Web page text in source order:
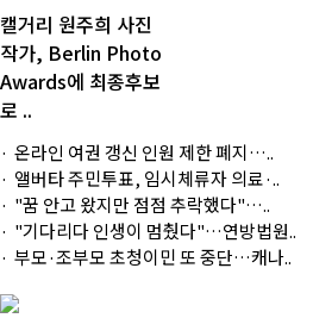
캘거리 원주희 사진
작가, Berlin Photo
Awards에 최종후보
로 ..
온라인 여권 갱신 인원 제한 폐지…..
앨버타 주민투표, 임시체류자 의료·..
"꿈 안고 왔지만 점점 추락했다"…..
"기다리다 인생이 멈췄다"…연방법원..
부모·조부모 초청이민 또 중단…캐나..